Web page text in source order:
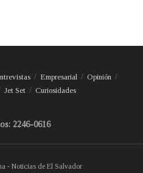
Empresarial
Opinión
Jet Set Curiosidades
2246-0616
- Noticias de El Salvador